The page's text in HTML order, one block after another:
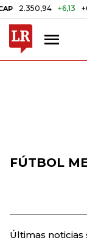
+6,13
FÚTBOL
Últimas noticias